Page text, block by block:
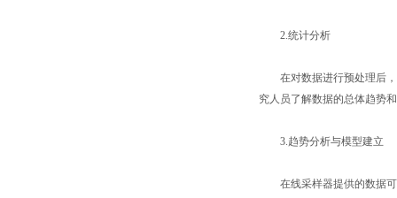
2.统计分析
在对数据进行预处理后，
究人员了解数据的总体趋势
3.趋势分析与模型建立
在线采样器提供的数据可